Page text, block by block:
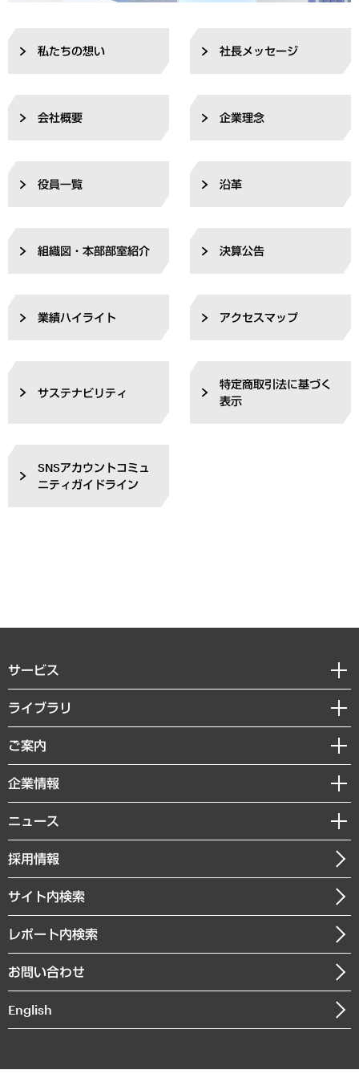
私たちの想い 社長メッセージ
会社概要 企業理念
役員一覧 沿革
組織図・本部部室紹介 決算公告
業績ハイライト アクセスマップ
サステナビリティ
特定商取引法に基づく
表示
SNSアカウントコミュ
ニティガイドライン
サービス
経営戦略
組織・人事戦略
デジタルイノベーション
共生・ダイバーシティ
GRC（ガバナンス・リスク・コンプライアンス）・防災（政策）
経済・産業・雇用・労働
まちづくり・観光・交通・スポーツ・スマートシティ
自然資源・農林水産業・食料システム
ライブラリ
経済調査
レポート
コラム
経営用語集
受託・受注実績（官公庁関連）
メディア掲載・出演
ご案内
セミナー・イベント情報
MUFGビジネスセミナー
受託案件情報
企業情報
私たちの想い
社長メッセージ
会社概要
沿革
組織図・本部部室紹介
インドネシア現地法人
個人情報保護方針
ニュース
ニュースリリース
お知らせ
採用情報
サイト内検索
レポート内検索
お問い合わせ
English